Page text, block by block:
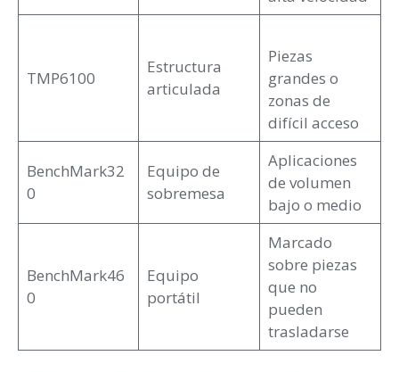
TMP6100
Estructura
articulada
Piezas
grandes o
zonas de
difícil acceso
BenchMark32
0
Equipo de
sobremesa
Aplicaciones
de volumen
bajo o medio
BenchMark46
0
Equipo
portátil
Marcado
sobre piezas
que no
pueden
trasladarse